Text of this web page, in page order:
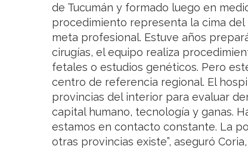
de Tucumán y formado luego en
procedimiento representa la cima del
meta profesional. Estuve años
cirugías, el equipo realiza
fetales o estudios genéticos. Pero
centro de referencia regional. El
provincias del interior para evaluar
capital humano, tecnología y ganas.
estamos en contacto constante. La
otras provincias existe”, aseguró